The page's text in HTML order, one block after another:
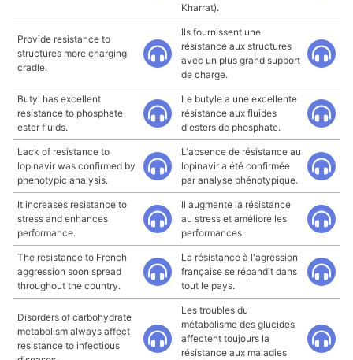
Kharrat).
Provide resistance to
structures more charging
cradle.
Ils fournissent une
résistance aux structures
avec un plus grand support
de charge.
Butyl has excellent
resistance to phosphate
ester fluids.
Le butyle a une excellente
résistance aux fluides
d'esters de phosphate.
Lack of resistance to
lopinavir was confirmed by
phenotypic analysis.
L'absence de résistance au
lopinavir a été confirmée
par analyse phénotypique.
It increases resistance to
stress and enhances
performance.
Il augmente la résistance
au stress et améliore les
performances.
The resistance to French
aggression soon spread
throughout the country.
La résistance à l'agression
française se répandit dans
tout le pays.
Disorders of carbohydrate
metabolism always affect
resistance to infectious
Les troubles du
métabolisme des glucides
affectent toujours la
résistance aux maladies